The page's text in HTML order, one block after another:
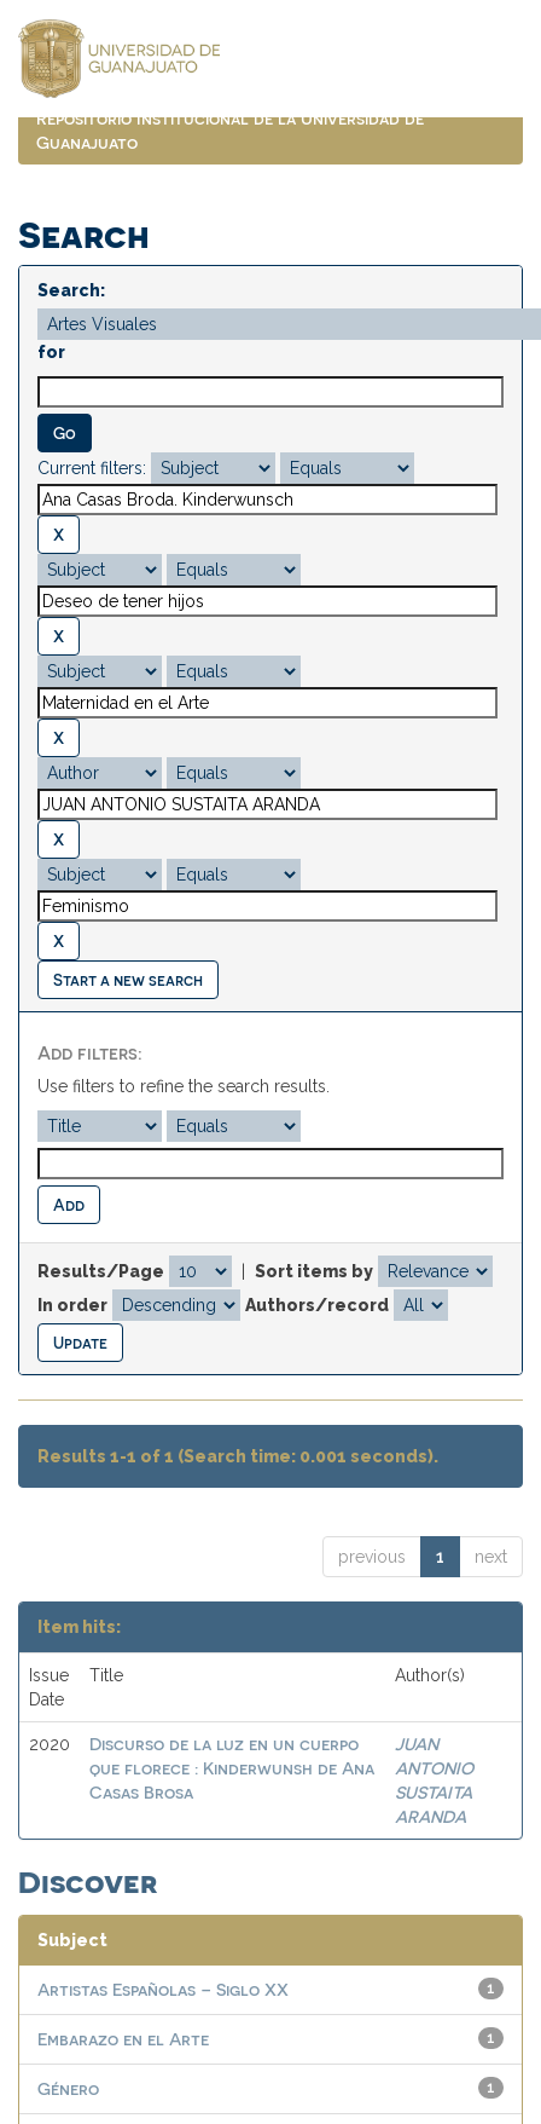
navigation
Repositorio Institucional de la Universidad de
Guanajuato
Search
Search:
for
Current filters:
Start a new search
Add filters:
Use filters to refine the search results.
Results/Page
Sort items by
In order
Authors/record
Results 1-1 of 1 (Search time: 0.001 seconds).
previous 1 next
Item hits:
Issue
Date
Title Author(s)
2020
Discurso de la luz en un cuerpo
que florece : Kinderwunsh de Ana
Casas Brosa
JUAN
ANTONIO
SUSTAITA
ARANDA
Discover
Subject
1
Artistas Españolas – Siglo XX
1
Embarazo en el Arte
1
Género